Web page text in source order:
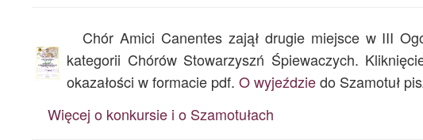
Chór Amici Canentes zajął drugie miejsce w III
kategorii Chórów Stowarzyszń Śpiewaczych.
okazałości w formacie pdf. O wyjeździedo Szamotuł
Więcej o konkursie i o Szamotułach